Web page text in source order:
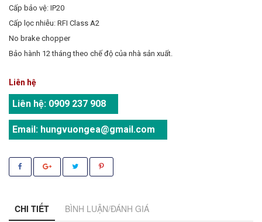
Cấp bảo vệ: IP20
Cấp lọc nhiễu: RFI Class A2
No brake chopper
Bảo hành 12 tháng theo chế độ của nhà sản xuất.
Liên hệ
Liên hệ: 0909 237 908
Email: hungvuongea@gmail.com
CHI TIẾT BÌNH LUẬN/ĐÁNH GIÁ